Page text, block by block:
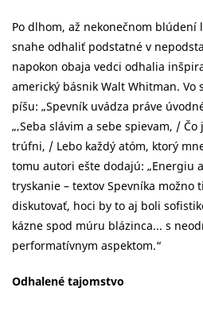
Po dlhom, až nekonečnom
snahe odhaliť podstatné v
napokon obaja vedci odhalia
americký básnik Walt Whitman. Vo
píšu: „Spevník uvádza práve
„‚Seba slávim a sebe spievam, /
trúfni, / Lebo každý atóm, ktorý
tomu autori ešte dodajú: „Energiu
tryskanie – textov Spevníka možno
diskutovať, hoci by to aj boli
kázne spod múru blázinca... s
performatívnym aspektom.“
Odhalené tajomstvo